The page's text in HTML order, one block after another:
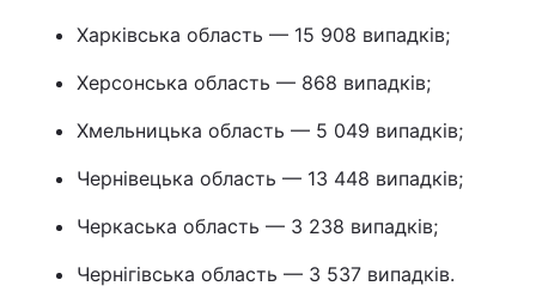
Харківська область — 15 908 випадків;
Херсонська область — 868 випадків;
Хмельницька область — 5 049 випадків;
Чернівецька область — 13 448 випадків;
Черкаська область — 3 238 випадків;
Чернігівська область — 3 537 випадків.